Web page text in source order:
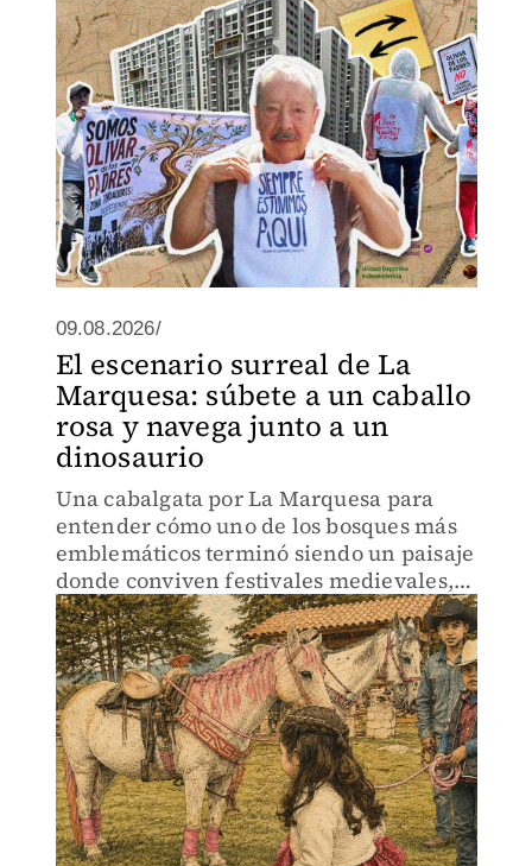
09.08.2026/
El escenario surreal de La
Marquesa: súbete a un caballo
rosa y navega junto a un
dinosaurio
Una cabalgata por La Marquesa para
entender cómo uno de los bosques más
emblemáticos terminó siendo un paisaje
donde conviven festivales medievales,
cuatrimotos y violencia.